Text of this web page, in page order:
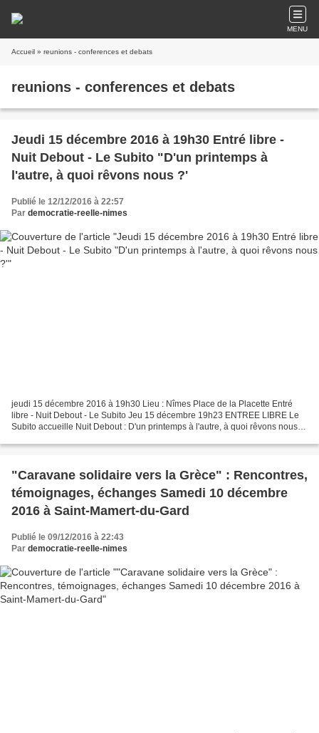
MENU
Accueil » reunions - conferences et debats
reunions - conferences et debats
Jeudi 15 décembre 2016 à 19h30 Entré libre -
Nuit Debout - Le Subito "D'un printemps à
l'autre, à quoi rêvons nous ?'
Publié le 12/12/2016 à 22:57
Par democratie-reelle-nimes
jeudi 15 décembre 2016 à 19h30 Lieu : Nîmes Place de la Placette Entré
libre - Nuit Debout - Le Subito Jeu 15 décembre 19h23 ENTREE LIBRE Le
Subito accueille Nuit Debout : D'un printemps à l'autre, à quoi rêvons nous ?
"Caravane solidaire vers la Grèce" : Rencontres,
témoignages, échanges Samedi 10 décembre
2016 à Saint-Mamert-du-Gard
Publié le 09/12/2016 à 22:43
Par democratie-reelle-nimes